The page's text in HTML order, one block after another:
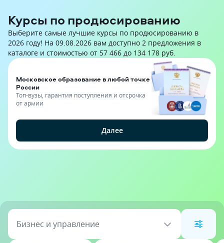
Курсы по продюсированию
Выберите самые лучшие курсы по продюсированию в
2026 году! На 09.08.2026 вам доступно 2 предложения в
каталоге и стоимостью от 57 466 до 134 178 руб.
Московское образование в любой точке
России
Топ-вузы, гарантия поступления и отсрочка
от армии
Далее
Бизнес и управление